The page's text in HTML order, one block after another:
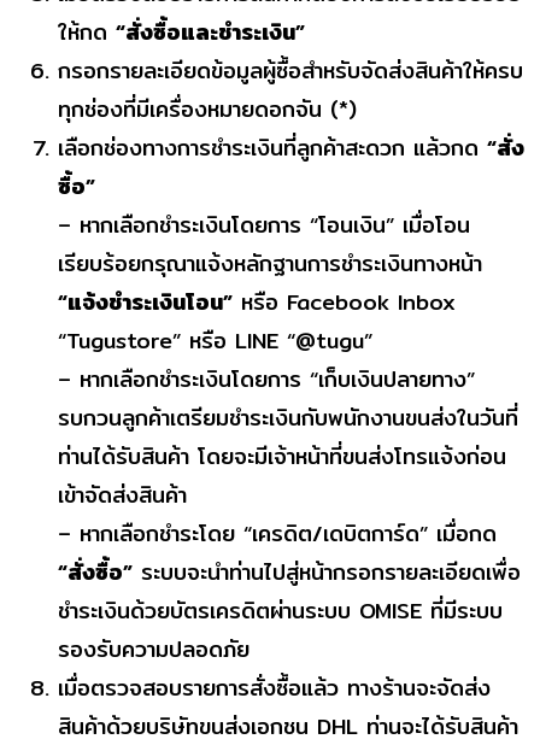
ให้กด “สั่งซื้อและชำระเงิน”
กรอกรายละเอียดข้อมูลผู้ซื้อสำหรับจัดส่งสินค้าให้ครบ
ทุกช่องที่มีเครื่องหมายดอกจัน (*)
เลือกช่องทางการชำระเงินที่ลูกค้าสะดวก แล้วกด “สั่ง
ซื้อ”
– หากเลือกชำระเงินโดยการ “โอนเงิน” เมื่อโอน
เรียบร้อยกรุณาแจ้งหลักฐานการชำระเงินทางหน้า
“แจ้งชำระเงินโอน” หรือ Facebook Inbox
“Tugustore” หรือ LINE “@tugu”
– หากเลือกชำระเงินโดยการ “เก็บเงินปลายทาง”
รบกวนลูกค้าเตรียมชำระเงินกับพนักงานขนส่งในวันที่
ท่านได้รับสินค้า โดยจะมีเจ้าหน้าที่ขนส่งโทรแจ้งก่อน
เข้าจัดส่งสินค้า
– หากเลือกชำระโดย “เครดิต/เดบิตการ์ด” เมื่อกด
“สั่งซื้อ” ระบบจะนำท่านไปสู่หน้ากรอกรายละเอียดเพื่อ
ชำระเงินด้วยบัตรเครดิตผ่านระบบ OMISE ที่มีระบบ
รองรับความปลอดภัย
เมื่อตรวจสอบรายการสั่งซื้อแล้ว ทางร้านจะจัดส่ง
สินค้าด้วยบริษัทขนส่งเอกชน DHL ท่านจะได้รับสินค้า